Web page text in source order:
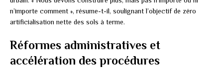
n’importe comment », résume-t-il, soulignant l’objectif de zéro
artificialisation nette des sols à terme.
Réformes administratives et
accélération des procédures